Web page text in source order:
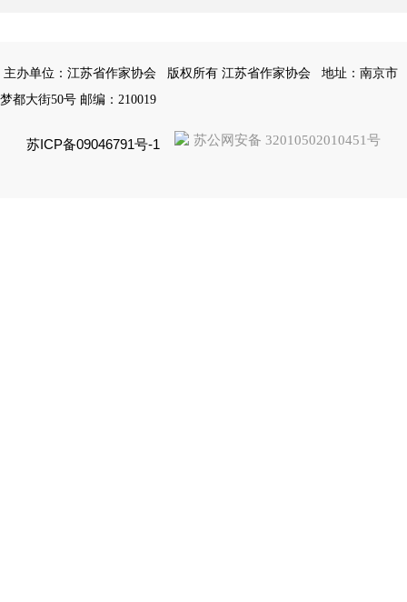
主办单位：江苏省作家协会 版权所有 江苏省作家协会
地址：南京市
梦都大街50号 邮编：210019
苏ICP备09046791号-1 苏公网安备 32010502010451号